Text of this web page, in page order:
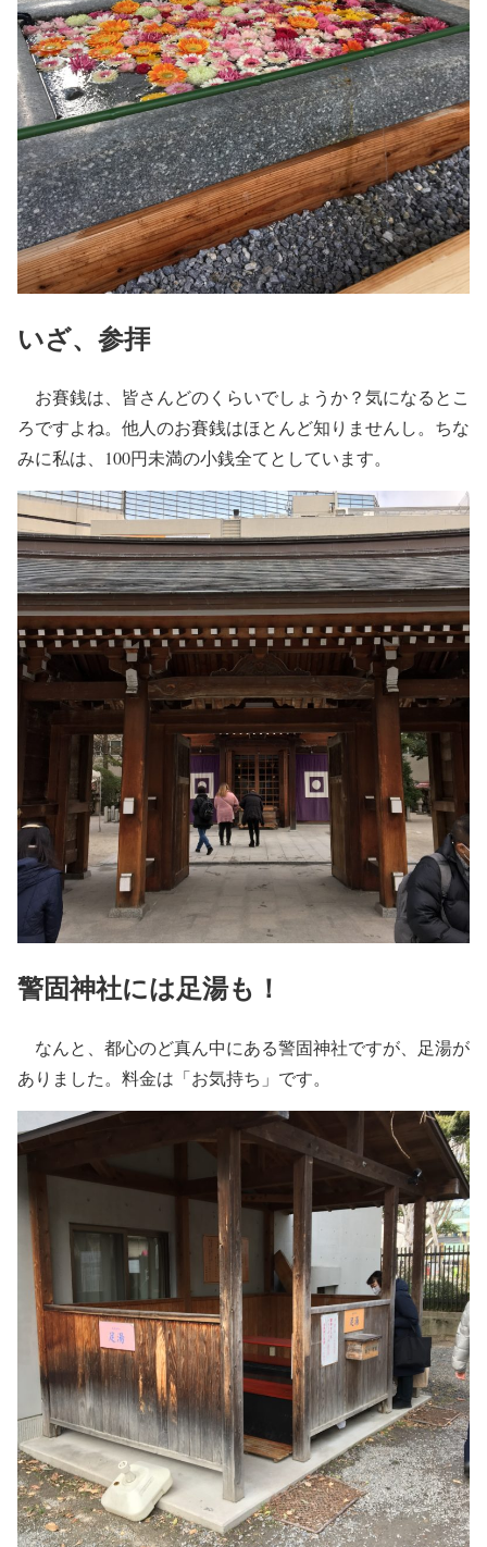
いざ、参拝
お賽銭は、皆さんどのくらいでしょうか？気になるとこ
ろですよね。他人のお賽銭はほとんど知りませんし。ちな
みに私は、100円未満の小銭全てとしています。
警固神社には足湯も！
なんと、都心のど真ん中にある警固神社ですが、足湯が
ありました。料金は「お気持ち」です。